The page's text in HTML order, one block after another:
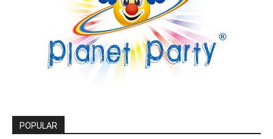
POPULAR